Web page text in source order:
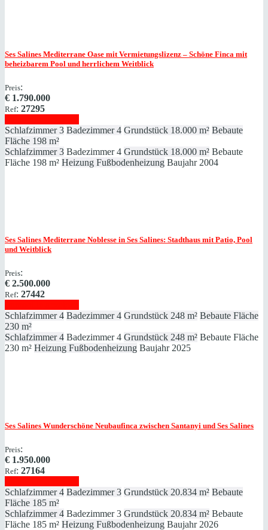
Ses Salines Mediterrane Oase mit Vermietungslizenz – Schöne Finca mit
beheizbarem Pool und herrlichem Weitblick
Preis:
€ 1.790.000
Ref: 27295
Schlafzimmer 3 Badezimmer 4 Grundstück 18.000 m² Bebaute
Fläche 198 m²
Schlafzimmer 3 Badezimmer 4 Grundstück 18.000 m² Bebaute
Fläche 198 m² Heizung Fußbodenheizung Baujahr 2004
Ses Salines Mediterrane Noblesse in Ses Salines: Stadthaus mit Patio, Pool
und Weitblick
Preis:
€ 2.500.000
Ref: 27442
Schlafzimmer 4 Badezimmer 4 Grundstück 248 m² Bebaute Fläche
230 m²
Schlafzimmer 4 Badezimmer 4 Grundstück 248 m² Bebaute Fläche
230 m² Heizung Fußbodenheizung Baujahr 2025
Ses Salines Wunderschöne Neubaufinca zwischen Santanyi und Ses Salines
Preis:
€ 1.950.000
Ref: 27164
Schlafzimmer 4 Badezimmer 3 Grundstück 20.834 m² Bebaute
Fläche 185 m²
Schlafzimmer 4 Badezimmer 3 Grundstück 20.834 m² Bebaute
Fläche 185 m² Heizung Fußbodenheizung Baujahr 2026